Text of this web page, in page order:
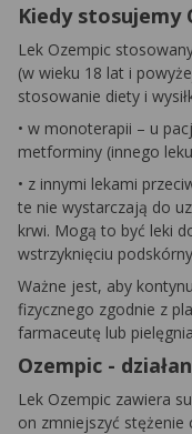
Kiedy stosujemy
Lek Ozempic
(w wieku 18 lat i
stosowanie diety i
• w monoterapii – u
metforminy (innego
• z innymi lekami
te nie wystarczają do
krwi. Mogą to być leki
wstrzyknięciu
Ważne jest, aby
fizycznego zgodnie z
farmaceutę lub
Ozempic -
Lek Ozempic zawiera
on zmniejszyć stężenie